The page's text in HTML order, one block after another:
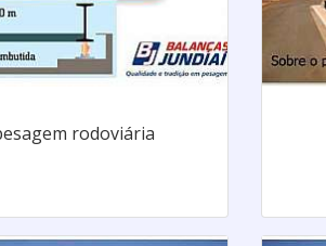
rodoviária